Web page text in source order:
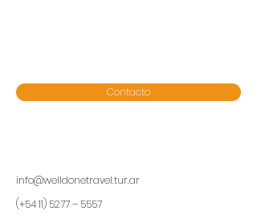
Contacto
info@welldonetravel.tur.ar
(+54 11) 5277 – 5557